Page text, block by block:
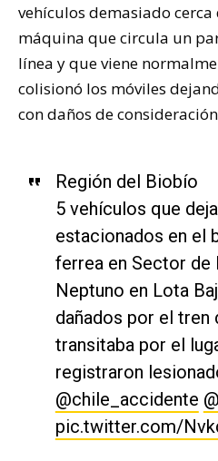
vehículos demasiado cerca
máquina que circula un
línea y que viene
colisionó los móviles
con daños de
Región del Biobío
5 vehículos que
estacionados en el
ferrea en Sector de
Neptuno en Lota
dañados por el tren
transitaba por el
registraron
@chile_accidente
pic.twitter.com/